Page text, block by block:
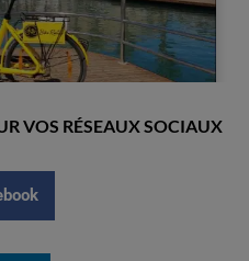
VOS RÉSEAUX SOCIAUX